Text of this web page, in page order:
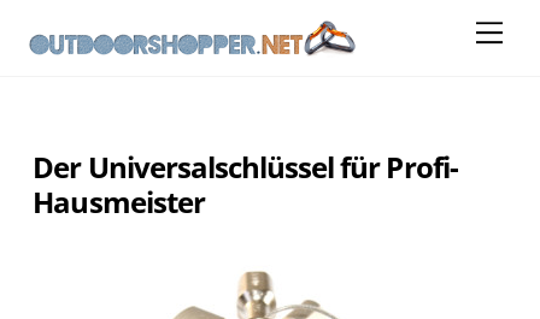
content
Der Universalschlüssel für Profi-
Hausmeister